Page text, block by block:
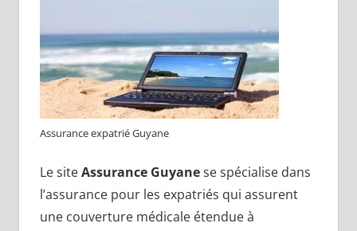
Assurance expatrié Guyane
Le siteAssurance Guyanese spécialise dans
l’assurance pour les expatriés qui assurent
une couverture médicale étendue à